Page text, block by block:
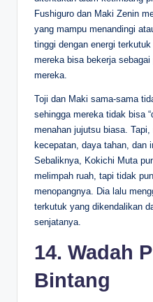
Fushiguro dan Maki Zenin
yang mampu menandingi
tinggi dengan energi
mereka bisa bekerja
mereka.
Toji dan Maki sama-sama
sehingga mereka tidak bisa
menahan jujutsu biasa.
kecepatan, daya tahan, dan
Sebaliknya, Kokichi Muta
melimpah ruah, tapi tidak
menopangnya. Dia lalu
terkutuk yang dikendalikan
senjatanya.
14. Wadah
Bintang